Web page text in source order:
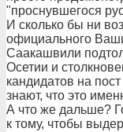
"проснувшегося
И сколько бы ни
официального
Саакашвили
Осетии и
кандидатов на
знают, что это
А что же дальше?
к тому, чтобы